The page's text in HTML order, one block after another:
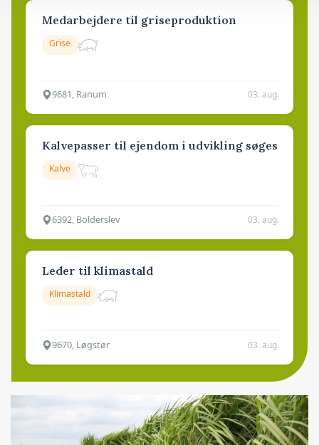
Medarbejdere til griseproduktion
Grise
9681, Ranum 03. aug.
Kalvepasser til ejendom i udvikling søges
Kalve
6392, Bolderslev 03. aug.
Leder til klimastald
Klimastald
9670, Løgstør 03. aug.